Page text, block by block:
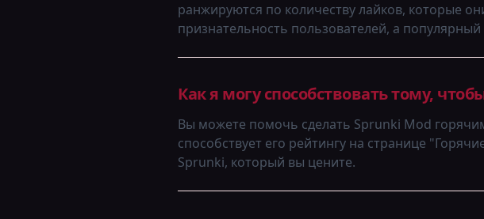
ранжируются по количеству лайков, которые
признательность пользователей, а
Как я могу способствовать тому,
Вы можете помочь сделать Sprunki Mod
способствует его рейтингу на странице
Sprunki, который вы цените.